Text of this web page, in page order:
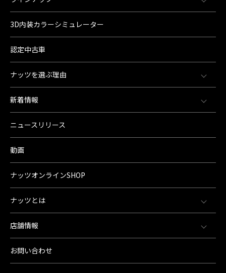
3D内装カラーシミュレーター
認定中古車
ナッツを選ぶ理由
新着情報
ニュースリリース
動画
ナッツオンラインSHOP
ナッツとは
店舗情報
お問い合わせ